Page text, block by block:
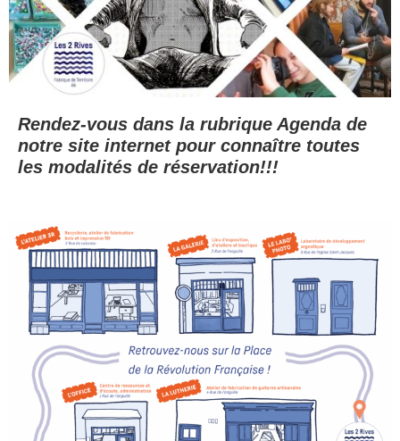
Rendez-vous dans la rubrique Agenda de
notre site internet pour connaître toutes
les modalités de réservation!!!